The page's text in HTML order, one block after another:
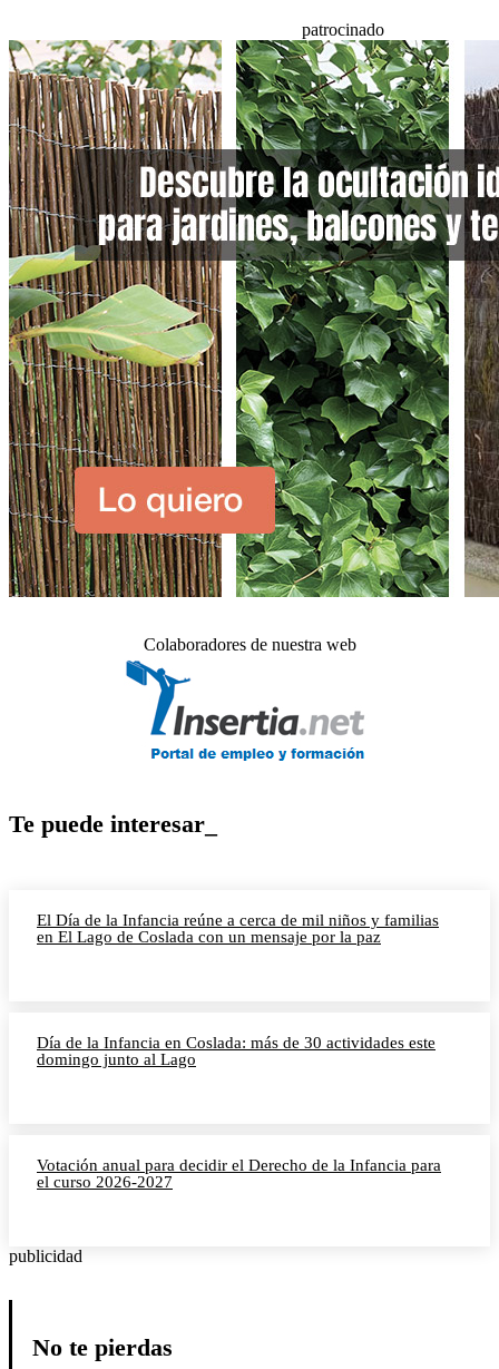
patrocinado
Colaboradores de nuestra web
Te puede interesar_
El Día de la Infancia reúne a cerca de mil niños y familias
en El Lago de Coslada con un mensaje por la paz
Día de la Infancia en Coslada: más de 30 actividades este
domingo junto al Lago
Votación anual para decidir el Derecho de la Infancia para
el curso 2026-2027
publicidad
No te pierdas